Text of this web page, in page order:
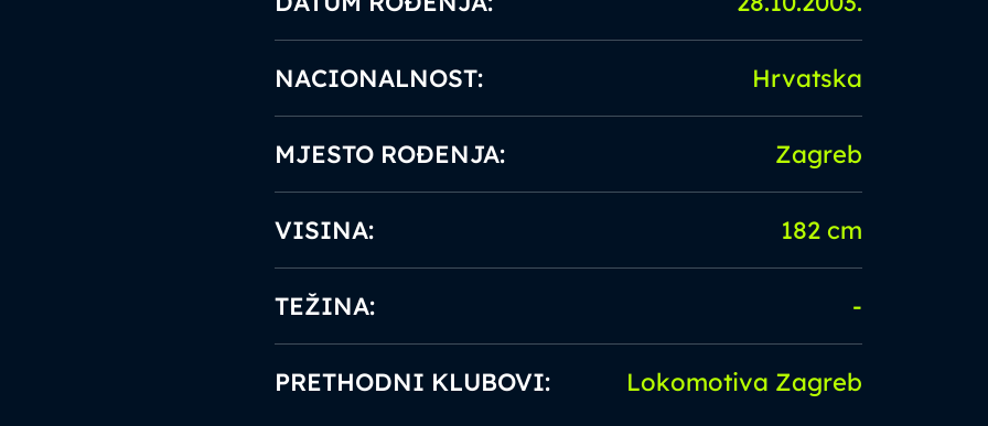
NACIONALNOST: Hrvatska
MJESTO ROĐENJA: Zagreb
VISINA: 182 cm
TEŽINA: -
PRETHODNI KLUBOVI: Lokomotiva Zagreb